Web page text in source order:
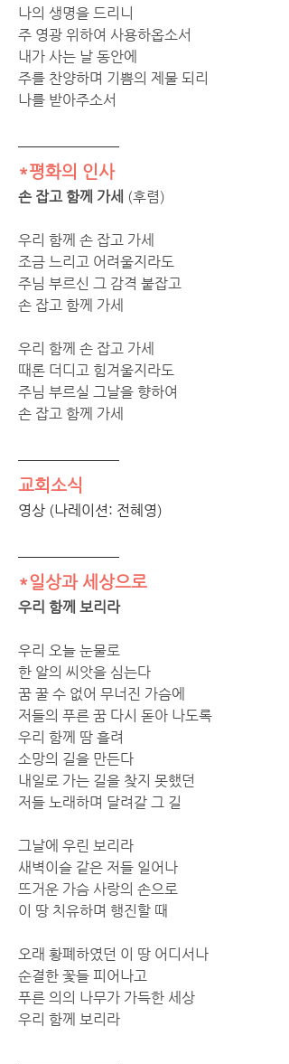
나의 생명을 드리니
주 영광 위하여 사용하옵소서
내가 사는 날 동안에
주를 찬양하며 기쁨의 제물 되리
나를 받아주소서
*평화의 인사
손 잡고 함께 가세 (후렴)
우리 함께 손 잡고 가세
조금 느리고 어려울지라도
주님 부르신 그 감격 붙잡고
손 잡고 함께 가세
우리 함께 손 잡고 가세
때론 더디고 힘겨울지라도
주님 부르실 그날을 향하여
손 잡고 함께 가세
교회소식
영상 (나레이션: 전혜영)
*일상과 세상으로
우리 함께 보리라
우리 오늘 눈물로
한 알의 씨앗을 심는다
꿈 꿀 수 없어 무너진 가슴에
저들의 푸른 꿈 다시 돋아 나도록
우리 함께 땀 흘려
소망의 길을 만든다
내일로 가는 길을 찾지 못했던
저들 노래하며 달려갈 그 길
그날에 우린 보리라
새벽이슬 같은 저들 일어나
뜨거운 가슴 사랑의 손으로
이 땅 치유하며 행진할 때
오래 황폐하였던 이 땅 어디서나
순결한 꽃들 피어나고
푸른 의의 나무가 가득한 세상
우리 함께 보리라